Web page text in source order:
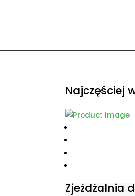
Najczęściej
Zjeżdżalnia